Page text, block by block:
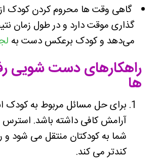
گاهی وقت ها محروم کردن کودک
گذاری موقت دارد و در طول زمان
می‌دهد و کودک برعکس دست به
راهکارهای دست شویی
ها
برای حل مسائل مربوط به کودک
آرامش کافی داشته باشد.
شما به کودکتان منتقل می شود و
کندتر می کند.